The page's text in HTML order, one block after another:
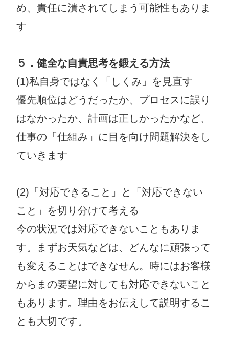
め、責任に潰されてしまう可能性もありま
す
５．健全な自責思考を鍛える方法
(1)私自身ではなく「しくみ」を見直す
優先順位はどうだったか、プロセスに誤り
はなかったか、計画は正しかったかなど、
仕事の「仕組み」に目を向け問題解決をし
ていきます
(2)「対応できること」と「対応できない
こと」を切り分けて考える
今の状況では対応できないこともありま
す。まずお天気などは、どんなに頑張って
も変えることはできなせん。時にはお客様
からまの要望に対しても対応できないこと
もあります。理由をお伝えして説明するこ
とも大切です。